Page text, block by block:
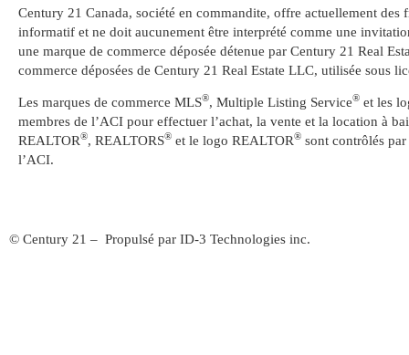
Century 21 Canada, société en commandite, offre actuellement des
informatif et ne doit aucunement être interprété comme une
une marque de commerce déposée détenue par Century 21 Real
commerce déposées de Century 21 Real Estate LLC, utilisée sous
Les marques de commerce MLS®, Multiple Listing Service® et les
membres de l’ACI pour effectuer l’achat, la vente et la location à
REALTOR®, REALTORS® et le logo REALTOR® sont contrôlés
l’ACI.
© Century 21 – Propulsé par ID-3 Technologies inc.